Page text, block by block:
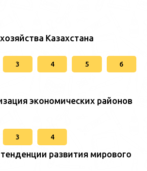
Казахстана
3 4 5 6
экономических районов
3 4
тенденции развития мирового